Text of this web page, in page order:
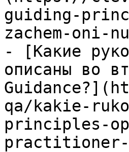
guiding-
zachem-oni-
- [Какие
описаны во
qa/kakie-
principles-